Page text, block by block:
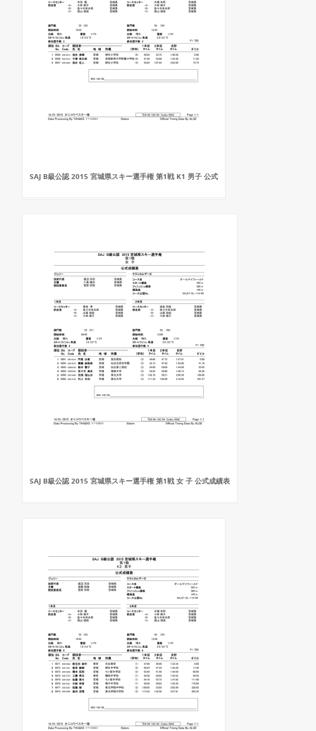
SAJ B級公認 2015 宮城県スキー選手権 第1戦 K1 男子 公式
SAJ B級公認 2015 宮城県スキー選手権 第1戦 女 子 公式成績表